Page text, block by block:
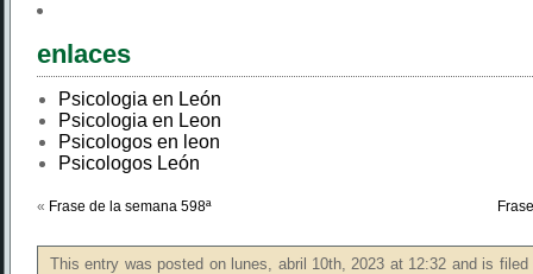
enlaces
Psicologia en León
Psicologia en Leon
Psicologos en leon
Psicologos León
« Frase de la semana 598ª
This entry was posted on lunes, abril 10th, 2023 at 12:32 and is